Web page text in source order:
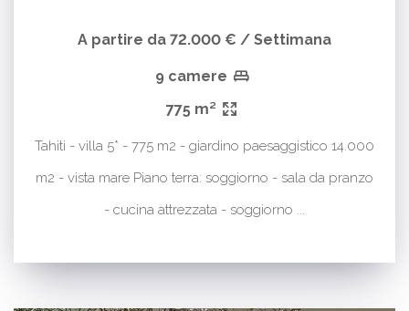
A partire da 72.000 € / Settimana
9 camere
775 m²
Tahiti - villa 5* - 775 m2 - giardino paesaggistico 14.000
m2 - vista mare Piano terra: soggiorno - sala da pranzo
- cucina attrezzata - soggiorno ...